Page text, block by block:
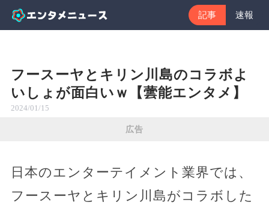
記事 速報
フースーヤとキリン川島のコラボよ
いしょが面白いｗ【蕓能エンタメ】
2024/01/15
広告
日本のエンターテイメント業界では、
フースーヤとキリン川島がコラボした